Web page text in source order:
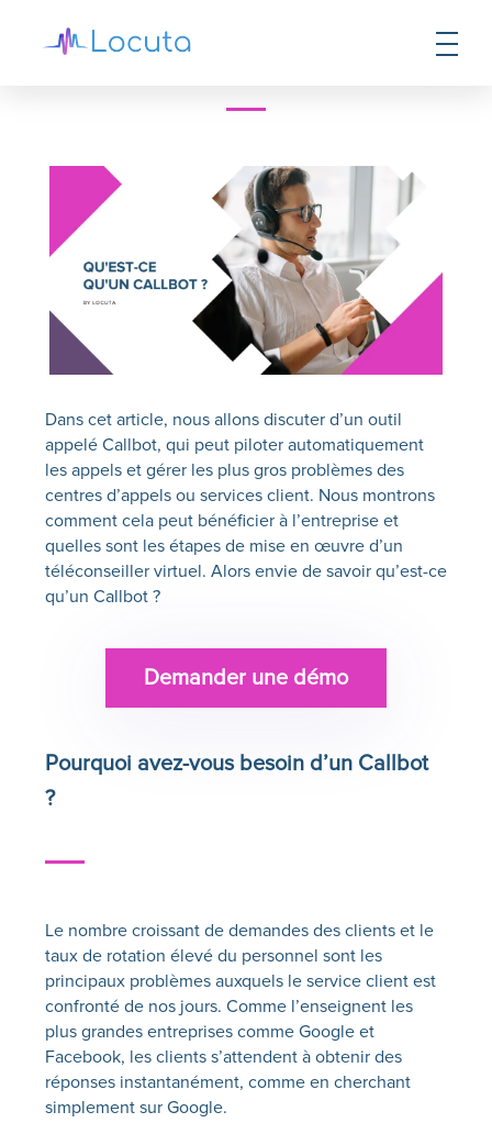
Qu’est-ce qu’un Callbot ?
Dans cet article, nous allons discuter d’un outil
appelé Callbot, qui peut piloter automatiquement
les appels et gérer les plus gros problèmes des
centres d’appels ou services client. Nous montrons
comment cela peut bénéficier à l’entreprise et
quelles sont les étapes de mise en œuvre d’un
téléconseiller virtuel. Alors envie de savoir qu’est-ce
qu’un Callbot ?
Demander une démo
Pourquoi avez-vous besoin d’un Callbot
?
Le nombre croissant de demandes des clients et le
taux de rotation élevé du personnel sont les
principaux problèmes auxquels le service client est
confronté de nos jours. Comme l’enseignent les
plus grandes entreprises comme Google et
Facebook, les clients s’attendent à obtenir des
réponses instantanément, comme en cherchant
simplement sur Google.